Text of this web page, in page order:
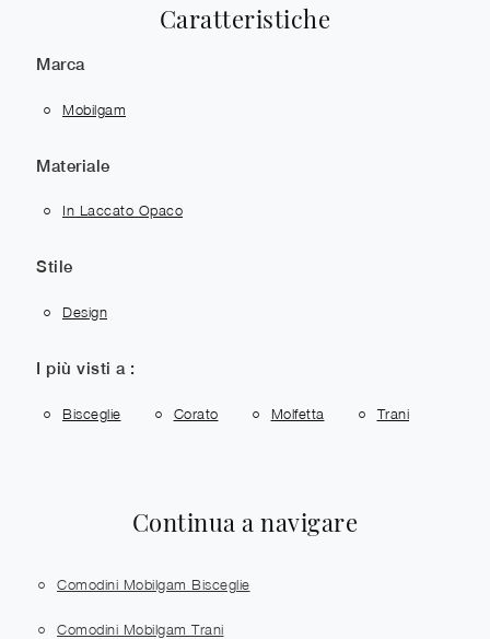
Caratteristiche
Marca
Mobilgam
Materiale
In Laccato Opaco
Stile
Design
I più visti a :
Bisceglie Corato Molfetta Trani
Continua a navigare
Comodini Mobilgam Bisceglie
Comodini Mobilgam Trani